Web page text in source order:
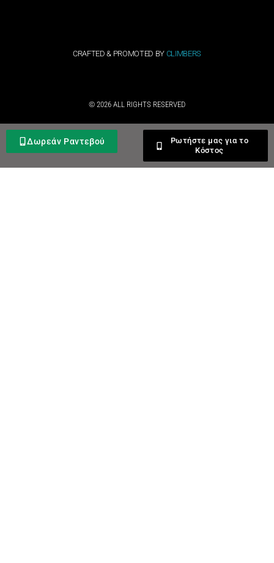
CRAFTED & PROMOTED BY CLIMBERS
© 2026 ALL RIGHTS RESERVED​
Δωρεάν Ραντεβού
Ρωτήστε μας για το
Κόστος